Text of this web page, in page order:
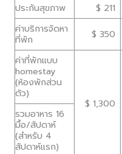
ประกันสุขภาพ $ 211
ค่าบริการจัดหา
ที่พัก
$ 350
ค่าที่พักแบบ
homestay
(ห้องพักส่วน
ตัว)
$ 1,300
รวมอาหาร 16
มื้อ/สัปดาห์
(สำหรับ 4
สัปดาห์แรก)